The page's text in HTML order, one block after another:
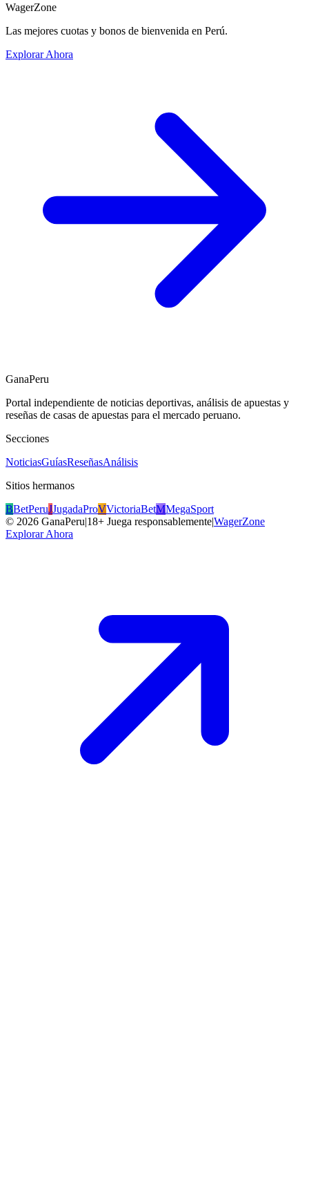
WagerZone
Las mejores cuotas y bonos de bienvenida en Perú.
Explorar Ahora
GanaPeru
Portal independiente de noticias deportivas, análisis de apuestas y
reseñas de casas de apuestas para el mercado peruano.
Secciones
NoticiasGuíasReseñasAnálisis
Sitios hermanos
BBetPeruJJugadaProVVictoriaBetMMegaSport
© 2026 GanaPeru|18+ Juega responsablemente|WagerZone
Explorar Ahora